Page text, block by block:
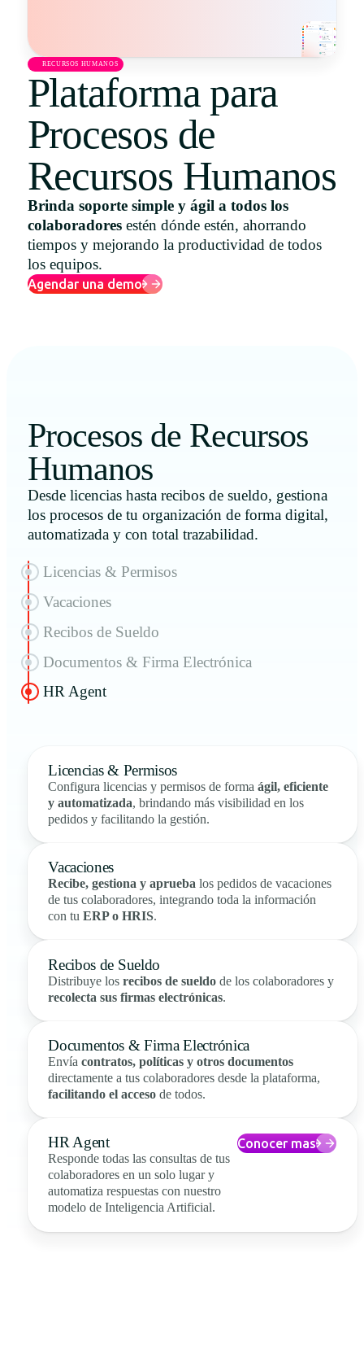
Español
Português
RECURSOS HUMANOS
Plataforma para
Procesos de
Recursos Humanos
Brinda soporte simple y ágil a todos los
colaboradoresestén dónde estén, ahorrando
tiempos y mejorando la productividad de todos
los equipos.
Agendar una demo
Procesos de Recursos
Humanos
Desde licencias hasta recibos de sueldo, gestiona
los procesos de tu organización de forma digital,
automatizada y con total trazabilidad.
Licencias & Permisos
Vacaciones
Recibos de Sueldo
Documentos & Firma Electrónica
HR Agent
Licencias & Permisos
Configura licencias y permisos de formaágil, eficiente
y automatizada, brindando más visibilidad en los
pedidos y facilitando la gestión.
Vacaciones
Recibe, gestiona y aprueba los pedidos de vacaciones
de tus colaboradores, integrando toda la información
con tuERP o HRIS.
Recibos de Sueldo
Distribuye losrecibos de sueldo de los colaboradores y
recolecta sus firmas electrónicas.
Documentos & Firma Electrónica
Envíacontratos, políticas y otros documentos
directamente a tus colaboradores desde la plataforma,
facilitando el acceso de todos.
HR Agent
Responde todas las consultas de tus
colaboradores en un solo lugar y
automatiza respuestas con nuestro
modelo de Inteligencia Artificial.
Conocer mas